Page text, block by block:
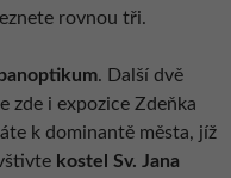
rovnou tři.
. Další dvě
zde i expozice Zdeňka
k dominantě města, jíž
kostel Sv. Jana